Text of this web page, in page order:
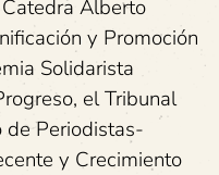
Alberto
y Promoción
Solidarista
el Tribunal
de Periodistas-
y Crecimiento